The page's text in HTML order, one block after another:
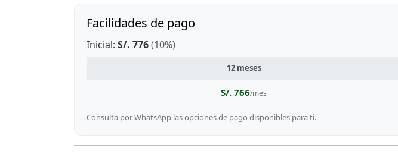
Facilidades de pago
Inicial: S/. 776(10%)
12 meses
S/. 766/mes
Consulta por WhatsApp las opciones de pago disponibles para ti.